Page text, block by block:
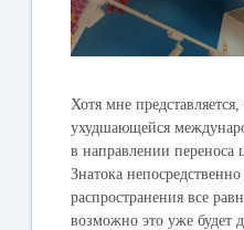
Хотя мне
ухудшающейся
в направлении переноса
Знатока
распространения все
возможно это уже будет